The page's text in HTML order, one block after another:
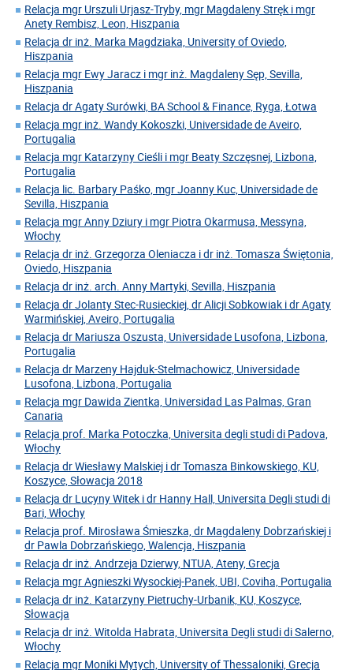
Relacja mgr Urszuli Urjasz-Tryby, mgr Magdaleny Stręk i mgr
Anety Rembisz, Leon, Hiszpania
Relacja dr inż. Marka Magdziaka, University of Oviedo,
Hiszpania
Relacja mgr Ewy Jaracz i mgr inż. Magdaleny Sęp, Sevilla,
Hiszpania
Relacja dr Agaty Surówki, BA School & Finance, Ryga, Łotwa
Relacja mgr inż. Wandy Kokoszki, Universidade de Aveiro,
Portugalia
Relacja mgr Katarzyny Cieśli i mgr Beaty Szczęsnej, Lizbona,
Portugalia
Relacja lic. Barbary Paśko, mgr Joanny Kuc, Universidade de
Sevilla, Hiszpania
Relacja mgr Anny Dziury i mgr Piotra Okarmusa, Messyna,
Włochy
Relacja dr inż. Grzegorza Oleniacza i dr inż. Tomasza Świętonia,
Oviedo, Hiszpania
Relacja dr inż. arch. Anny Martyki, Sevilla, Hiszpania
Relacja dr Jolanty Stec-Rusieckiej, dr Alicji Sobkowiak i dr Agaty
Warmińskiej, Aveiro, Portugalia
Relacja dr Mariusza Oszusta, Universidade Lusofona, Lizbona,
Portugalia
Relacja dr Marzeny Hajduk-Stelmachowicz, Universidade
Lusofona, Lizbona, Portugalia
Relacja mgr Dawida Zientka, Universidad Las Palmas, Gran
Canaria
Relacja prof. Marka Potoczka, Universita degli studi di Padova,
Włochy
Relacja dr Wiesławy Malskiej i dr Tomasza Binkowskiego, KU,
Koszyce, Słowacja 2018
Relacja dr Lucyny Witek i dr Hanny Hall, Universita Degli studi di
Bari, Włochy
Relacja prof. Mirosława Śmieszka, dr Magdaleny Dobrzańskiej i
dr Pawla Dobrzańskiego, Walencja, Hiszpania
Relacja dr inż. Andrzeja Dzierwy, NTUA, Ateny, Grecja
Relacja mgr Agnieszki Wysockiej-Panek, UBI, Coviha, Portugalia
Relacja dr inż. Katarzyny Pietruchy-Urbanik, KU, Koszyce,
Słowacja
Relacja dr inż. Witolda Habrata, Universita Degli studi di Salerno,
Włochy
Relacja mgr Moniki Mytych, University of Thessaloniki, Grecja